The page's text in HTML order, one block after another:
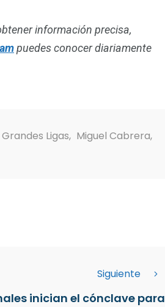
información precisa,
puedes conocer diariamente
Grandes Ligas, Miguel Cabrera,
Siguiente
inician el cónclave para